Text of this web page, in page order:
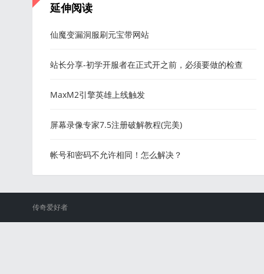
延伸阅读
仙魔变漏洞服刷元宝带网站
站长分享-初学开服者在正式开之前，必须要做的检查
MaxM2引擎英雄上线触发
屏幕录像专家7.5注册破解教程(完美)
帐号和密码不允许相同！怎么解决？
传奇爱好者